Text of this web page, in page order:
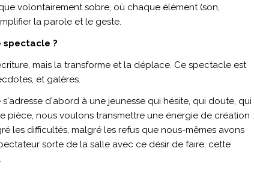
volontairement sobre, où chaque élément (son,
la parole et le geste.
spectacle ?
mais la transforme et la déplace. Ce spectacle est
et galères.
d'abord à une jeunesse qui hésite, qui doute, qui
pièce, nous voulons transmettre une énergie de création :
les difficultés, malgré les refus que nous-mêmes avons
sorte de la salle avec ce désir de faire, cette